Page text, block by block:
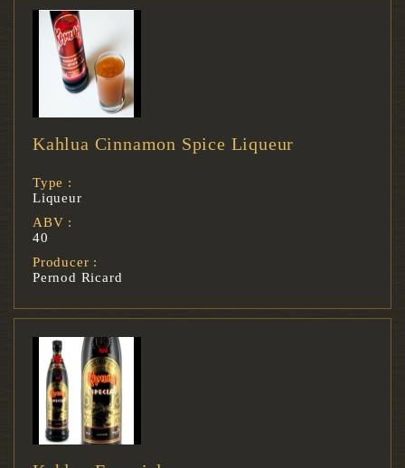
Kahlua Cinnamon Spice Liqueur
Type :
Liqueur
ABV :
40
Producer :
Pernod Ricard